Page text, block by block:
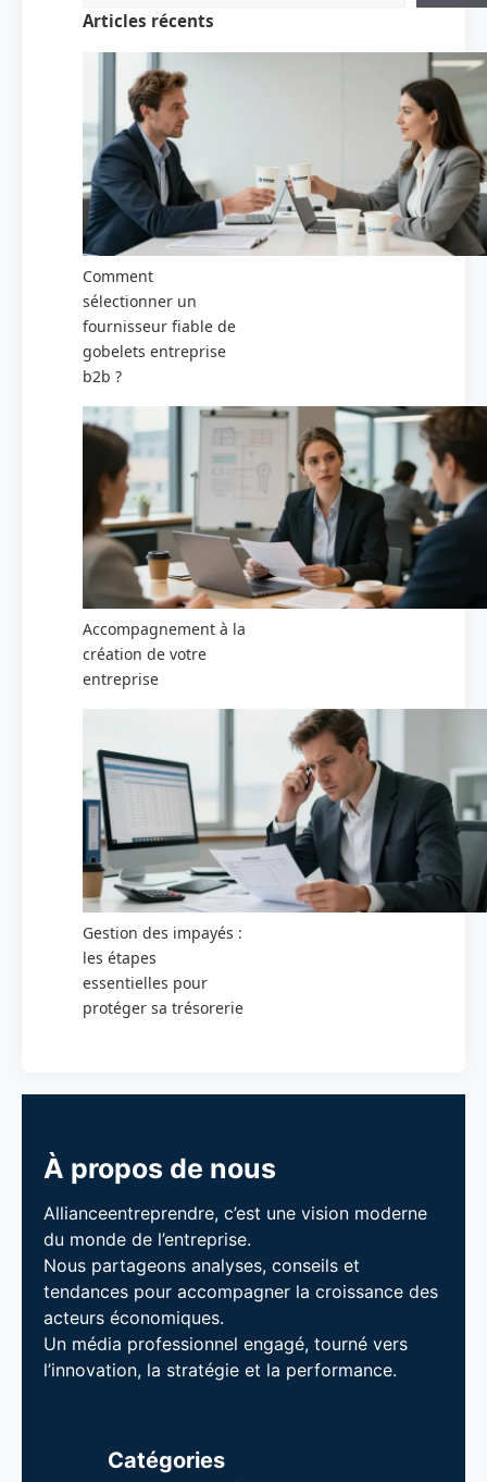
Articles récents
Comment
sélectionner un
fournisseur fiable de
gobelets entreprise
b2b ?
Accompagnement à la
création de votre
entreprise
Gestion des impayés :
les étapes
essentielles pour
protéger sa trésorerie
À propos de nous
Allianceentreprendre, c’est une vision moderne
du monde de l’entreprise.
Nous partageons analyses, conseils et
tendances pour accompagner la croissance des
acteurs économiques.
Un média professionnel engagé, tourné vers
l’innovation, la stratégie et la performance.
Catégories